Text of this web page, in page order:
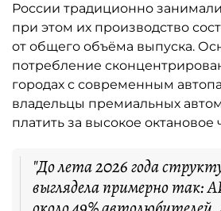
России традиционно
при этом их производство
от общего объёма выпуска.
потребление
городах с современным
владельцы премиальных
платить за высокое октановое
"До лета 2026 года
выглядела примерно так: